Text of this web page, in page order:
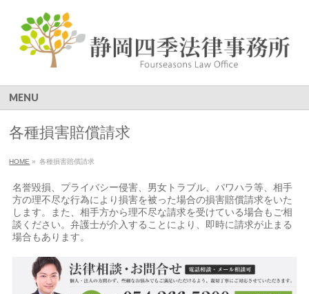
MENU
各種損害賠償請求
HOME » 各種損害賠償請求
名誉毀損、プライバシー侵害、男女トラブル、パワハラ等、相手
方の理不尽な行為により損害を被った場合の損害賠償請求をいた
します。また、相手方から理不尽な請求を受けている場合もご相
談ください。弁護士が介入することにより、即時に請求が止まる
場合もあります。